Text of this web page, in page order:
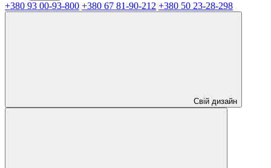
+380 93 00-93-800 +380 67 81-90-212 +380 50 23-28-298
Свій дизайн